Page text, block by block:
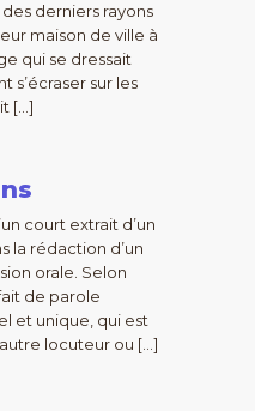
derniers rayons
maison de ville à
qui se dressait
s’écraser sur les
[…]
court extrait d’un
la rédaction d’un
orale. Selon
de parole
et unique, qui est
locuteur ou […]